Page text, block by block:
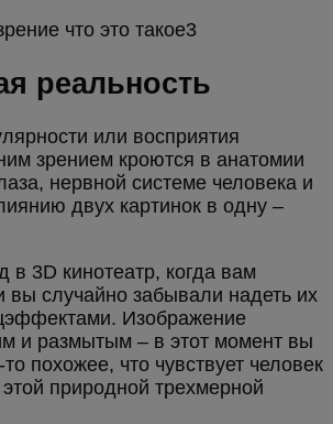
реальность
или восприятия
зрением кроются в анатомии
нервной системе человека и
двух картинок в одну –
в 3D кинотеатр, когда вам
вы случайно забывали надеть их
Изображение
и размытым – в этот момент вы
похожее, что чувствует человек
природной трехмерной